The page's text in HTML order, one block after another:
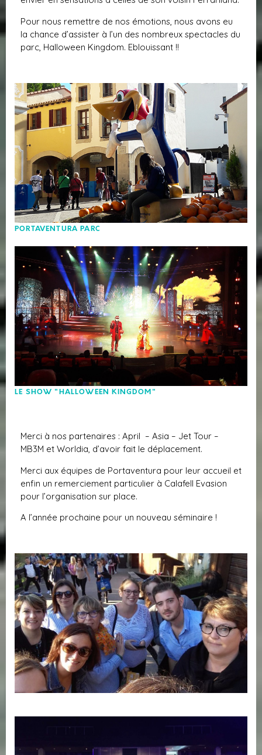
Pour nous remettre de nos émotions, nous avons eu
la chance d’assister à l’un des nombreux spectacles du
parc, Halloween Kingdom. Eblouissant !!
PORTAVENTURA PARC
LE SHOW "HALLOWEEN KINGDOM"
Merci à nos partenaires : April – Asia – Jet Tour –
MB3M et Worldia, d’avoir fait le déplacement.
Merci aux équipes de Portaventura pour leur accueil et
enfin un remerciement particulier à Calafell Evasion
pour l’organisation sur place.
A l’année prochaine pour un nouveau séminaire !